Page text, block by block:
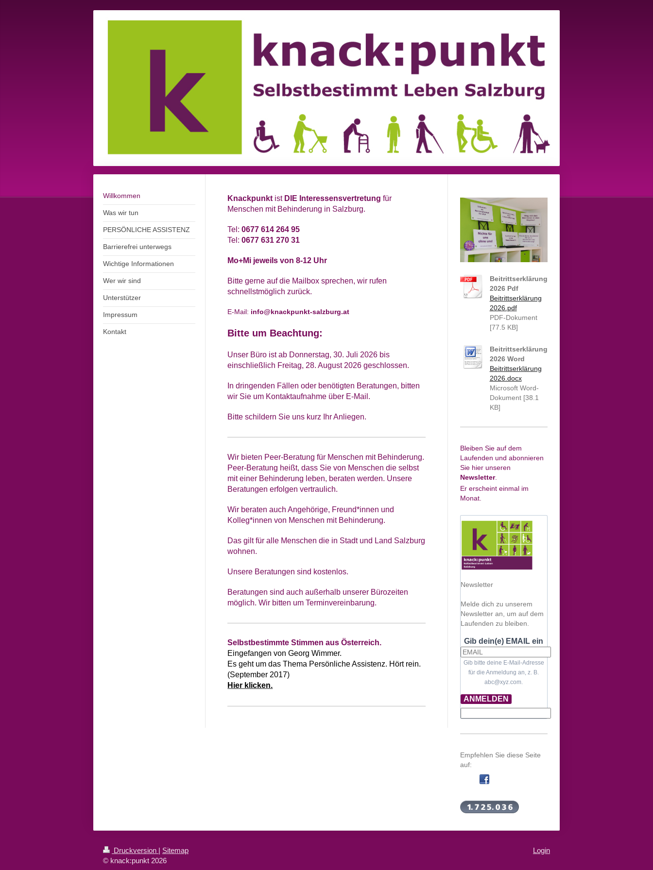
Willkommen
Was wir tun
PERSÖNLICHE ASSISTENZ
Barrierefrei unterwegs
Wichtige Informationen
Wer wir sind
Unterstützer
Impressum
Kontakt
Knackpunkt ist DIE Interessensvertretung für
Menschen mit Behinderung in Salzburg.
Tel:0677 614 264 95
Tel:0677 631 270 31
Mo+Mi jeweils von 8-12 Uhr
Bitte gerne auf die Mailbox sprechen, wir rufen
schnellstmöglich zurück.
E-Mail: info@knackpunkt-salzburg.at
Bitte um Beachtung:
Unser Büro ist ab Donnerstag, 30. Juli 2026 bis
einschließlich Freitag, 28. August 2026 geschlossen.
In dringenden Fällen oder benötigten Beratungen, bitten
wir Sie um Kontaktaufnahme über E-Mail.
Bitte schildern Sie uns kurz Ihr Anliegen.
Wir bieten Peer-Beratung für Menschen mit Behinderung.
Peer-Beratung heißt, dass Sie von Menschen die selbst
mit einer Behinderung leben, beraten werden. Unsere
Beratungen erfolgen vertraulich.
Wir beraten auch Angehörige, Freund*innen und
Kolleg*innen von Menschen mit Behinderung.
Das gilt für alle Menschen die in Stadt und Land Salzburg
wohnen.
Unsere Beratungen sind kostenlos.
Beratungen sind auch außerhalb unserer Bürozeiten
möglich. Wir bitten um Terminvereinbarung.
Selbstbestimmte Stimmen aus Österreich.
Eingefangen von Georg Wimmer.
Es geht um das Thema Persönliche Assistenz. Hört rein.
(September 2017)
Hier klicken.
Beitrittserklärung
2026 Pdf
Beitrittserklärung
2026.pdf
PDF-Dokument
[77.5 KB]
Beitrittserklärung
2026 Word
Beitrittserklärung
2026.docx
Microsoft Word-
Dokument [38.1
KB]
Bleiben Sie auf dem
Laufenden und abonnieren
Sie hier unseren
Newsletter.
Er erscheint einmal im
Monat.
Newsletter
Melde dich zu unserem
Newsletter an, um auf dem
Laufenden zu bleiben.
Gib dein(e) EMAIL ein
Gib bitte deine E-Mail-Adresse
für die Anmeldung an, z. B.
abc@xyz.com.
ANMELDEN
Empfehlen Sie diese Seite
auf:
Druckversion | Sitemap
© knack:punkt 2026
Login